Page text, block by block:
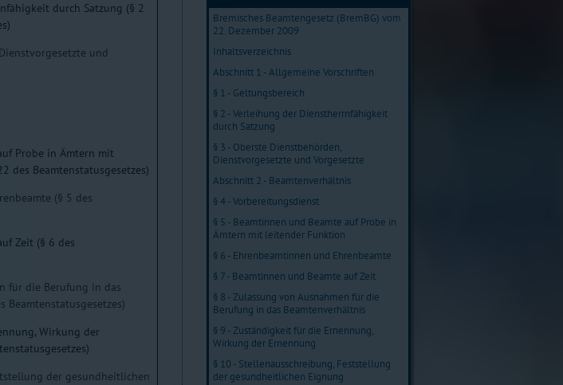
durch Satzung (§ 2
und
Probe in Ämtern mit
des Beamtenstatusgesetzes)
(§ 5 des
Zeit (§ 6 des
für die Berufung in das
Beamtenstatusgesetzes)
Wirkung der
der gesundheitlichen
Bremisches Beamtengesetz (BremBG) vom
22. Dezember 2009
Inhaltsverzeichnis
Abschnitt 1 - Allgemeine Vorschriften
§ 1 - Geltungsbereich
§ 2 - Verleihung der Dienstherrnfähigkeit
durch Satzung
§ 3 - Oberste Dienstbehörden,
Dienstvorgesetzte und Vorgesetzte
Abschnitt 2 - Beamtenverhältnis
§ 4 - Vorbereitungsdienst
§ 5 - Beamtinnen und Beamte auf Probe in
Ämtern mit leitender Funktion
§ 6 - Ehrenbeamtinnen und Ehrenbeamte
§ 7 - Beamtinnen und Beamte auf Zeit
§ 8 - Zulassung von Ausnahmen für die
Berufung in das Beamtenverhältnis
§ 9 - Zuständigkeit für die Ernennung,
Wirkung der Ernennung
§ 10 - Stellenausschreibung, Feststellung
der gesundheitlichen Eignung